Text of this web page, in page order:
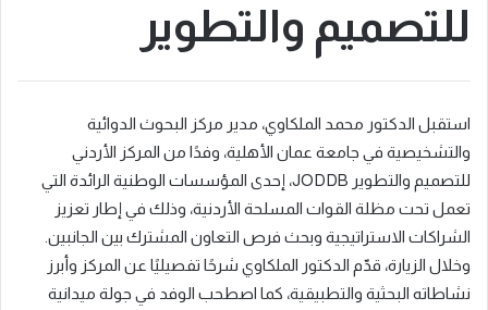
للتصميم والتطوير
استقبل الدكتور محمد الملكاوي، مدير مركز البحوث الدوائية
والتشخيصية في جامعة عمان الأهلية، وفدًا من المركز الأردني
للتصميم والتطوير JODDB، إحدى المؤسسات الوطنية الرائدة التي
تعمل تحت مظلة القوات المسلحة الأردنية، وذلك في إطار تعزيز
الشراكات الاستراتيجية وبحث فرص التعاون المشترك بين الجانبين.
وخلال الزيارة، قدّم الدكتور الملكاوي شرحًا تفصيليًا عن المركز وأبرز
نشاطاته البحثية والتطبيقية، كما اصطحب الوفد في جولة ميدانية